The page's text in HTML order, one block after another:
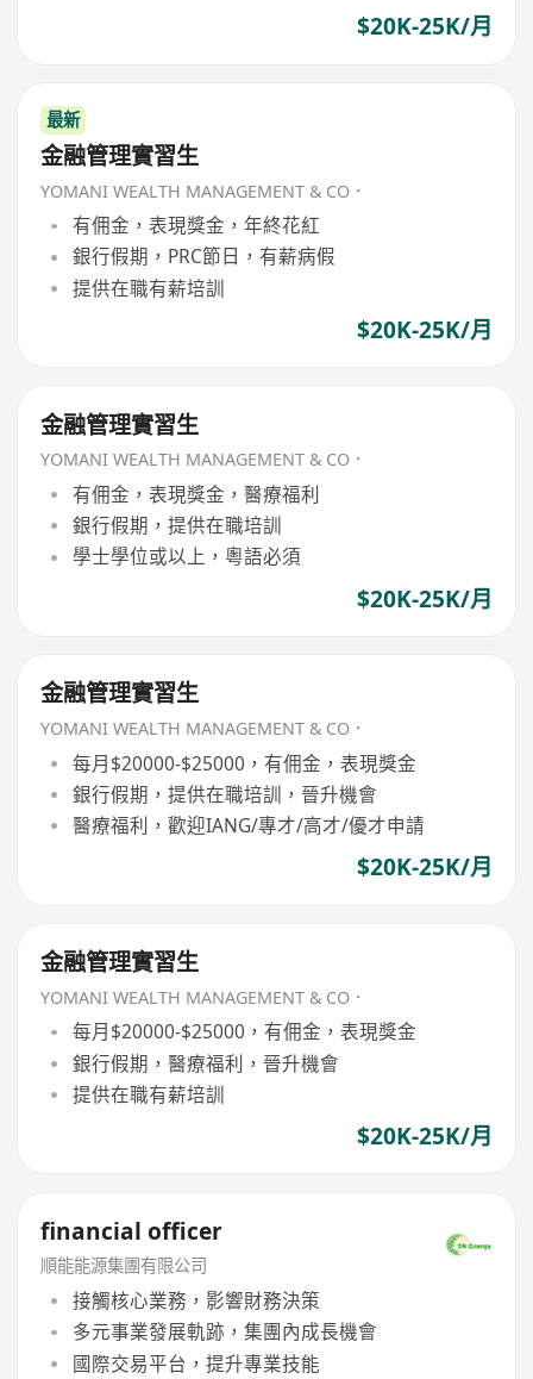
$20K-25K/月
最新
金融管理實習生
YOMANI WEALTH MANAGEMENT & CO．
有佣金，表現獎金，年終花紅
銀行假期，PRC節日，有薪病假
提供在職有薪培訓
$20K-25K/月
金融管理實習生
YOMANI WEALTH MANAGEMENT & CO．
有佣金，表現獎金，醫療福利
銀行假期，提供在職培訓
學士學位或以上，粵語必須
$20K-25K/月
金融管理實習生
YOMANI WEALTH MANAGEMENT & CO．
每月$20000-$25000，有佣金，表現獎金
銀行假期，提供在職培訓，晉升機會
醫療福利，歡迎IANG/專才/高才/優才申請
$20K-25K/月
金融管理實習生
YOMANI WEALTH MANAGEMENT & CO．
每月$20000-$25000，有佣金，表現獎金
銀行假期，醫療福利，晉升機會
提供在職有薪培訓
$20K-25K/月
financial officer
順能能源集團有限公司
接觸核心業務，影響財務決策
多元事業發展軌跡，集團內成長機會
國際交易平台，提升專業技能